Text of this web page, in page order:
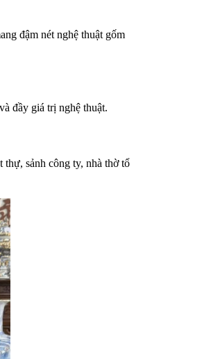
đậm nét nghệ thuật gốm
đầy giá trị nghệ thuật.
sảnh công ty, nhà thờ tổ